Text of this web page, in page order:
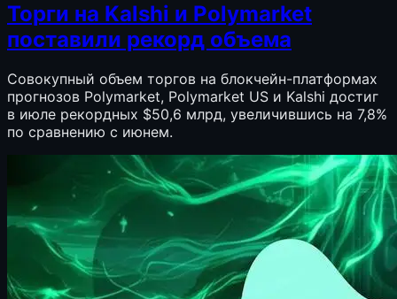
Торги на Kalshi и Polymarket
поставили рекорд объема
Совокупный объем торгов на блокчейн-платформах
прогнозов Polymarket, Polymarket US и Kalshi достиг
в июле рекордных $50,6 млрд, увеличившись на 7,8%
по сравнению с июнем.